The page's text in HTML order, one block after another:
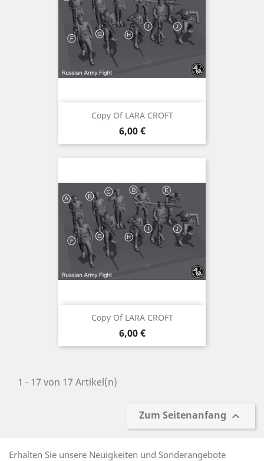
Copy Of LARA CROFT
Preis
6,00 €
Copy Of LARA CROFT
Preis
6,00 €
1 - 17 von 17 Artikel(n)
Zum Seitenanfang 
Erhalten Sie unsere Neuigkeiten und Sonderangebote